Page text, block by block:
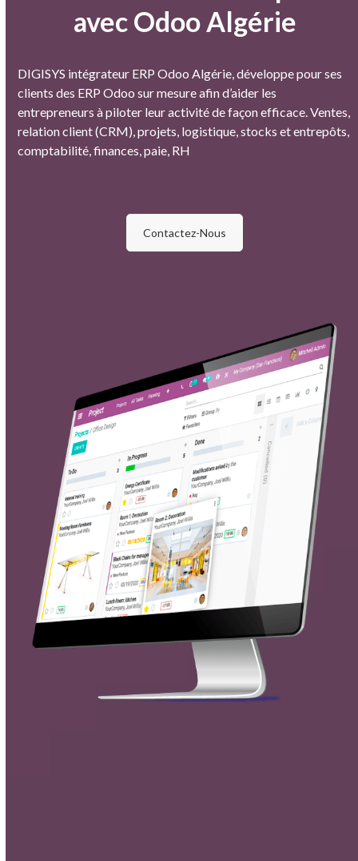
avec Odoo Algérie
DIGISYS intégrateur ERP Odoo Algérie, développe pour ses
clients des ERP Odoo sur mesure afin d’aider les
entrepreneurs à piloter leur activité de façon efficace. Ventes,
relation client (CRM), projets, logistique, stocks et entrepôts,
comptabilité, finances, paie, RH
Contactez-Nous